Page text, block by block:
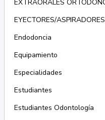
EXTRAORALES
EYECTORES/ASPIRADORES
Endodoncia
Equipamiento
Especialidades
Estudiantes
Estudiantes Odontología